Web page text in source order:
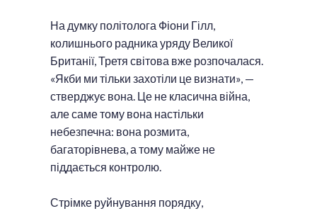
На думку політолога Фіони Гілл,
колишнього радника уряду Великої
Британії, Третя світова вже розпочалася.
«Якби ми тільки захотіли це визнати», —
стверджує вона. Це не класична війна,
але саме тому вона настільки
небезпечна: вона розмита,
багаторівнева, а тому майже не
піддається контролю.
Стрімке руйнування порядку,